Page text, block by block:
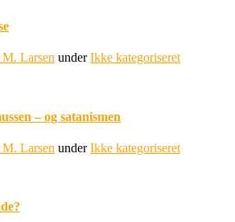
Larsen underIkke kategoriseret
– og satanismen
Larsen underIkke kategoriseret